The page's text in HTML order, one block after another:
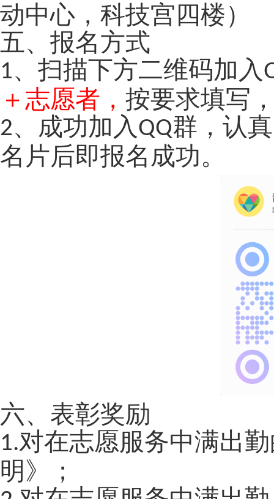
动中心，科技宫四楼）
五、报名方式
1、 扫描下方二维码加入
＋志愿者， 按要求填写
2、成功加入QQ群，认
名片后即报名成功。
六、表彰奖励
1.对在志愿服务中满出
明》；